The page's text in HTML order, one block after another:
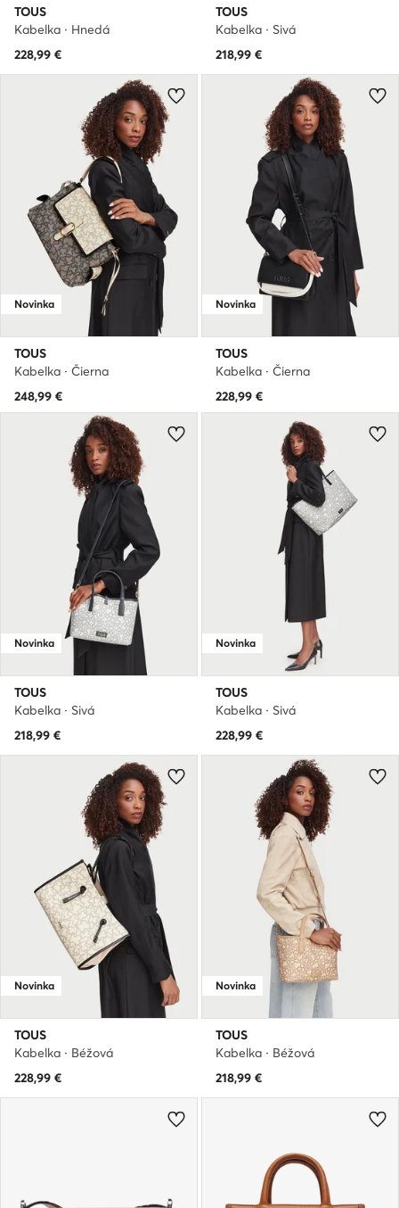
TOUS
Kabelka · Hnedá
228,99 €
TOUS
Kabelka · Sivá
218,99 €
Novinka
TOUS
Kabelka · Čierna
248,99 €
Novinka
TOUS
Kabelka · Čierna
228,99 €
Novinka
TOUS
Kabelka · Sivá
218,99 €
Novinka
TOUS
Kabelka · Sivá
228,99 €
Novinka
TOUS
Kabelka · Béžová
228,99 €
Novinka
TOUS
Kabelka · Béžová
218,99 €